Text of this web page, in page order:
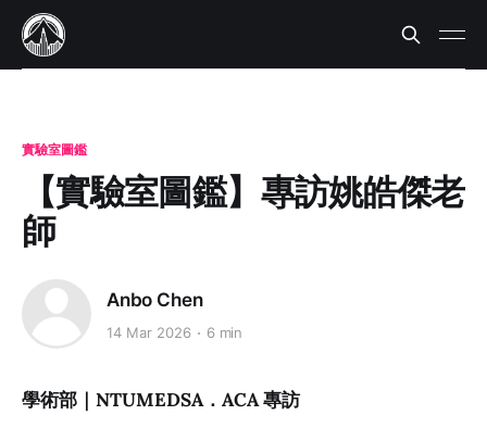
實驗室圖鑑
【實驗室圖鑑】專訪姚皓傑老
師
Anbo Chen
14 Mar 2026 6 min
學術部｜NTUMEDSA．ACA 專訪